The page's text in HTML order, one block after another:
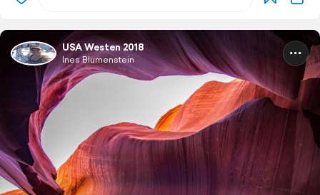
USA Westen 2018
Ines Blumenstein